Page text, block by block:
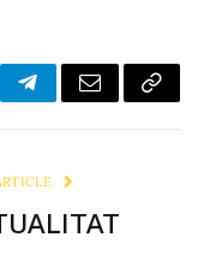
TelegramEmail Copy